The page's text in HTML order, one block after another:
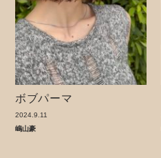
ボブパーマ
2024.9.11
嶋山豪